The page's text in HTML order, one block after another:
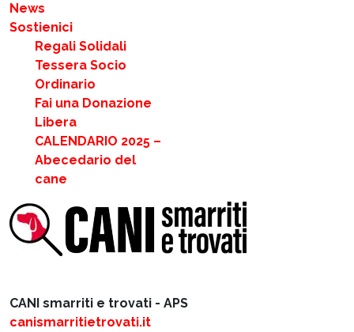
CANI smarriti e trovati - APS
canismarritietrovati.it
News
Sostienici
Regali Solidali
Tessera Socio
Ordinario
Fai una Donazione
Libera
CALENDARIO 2025 –
Abecedario del
cane